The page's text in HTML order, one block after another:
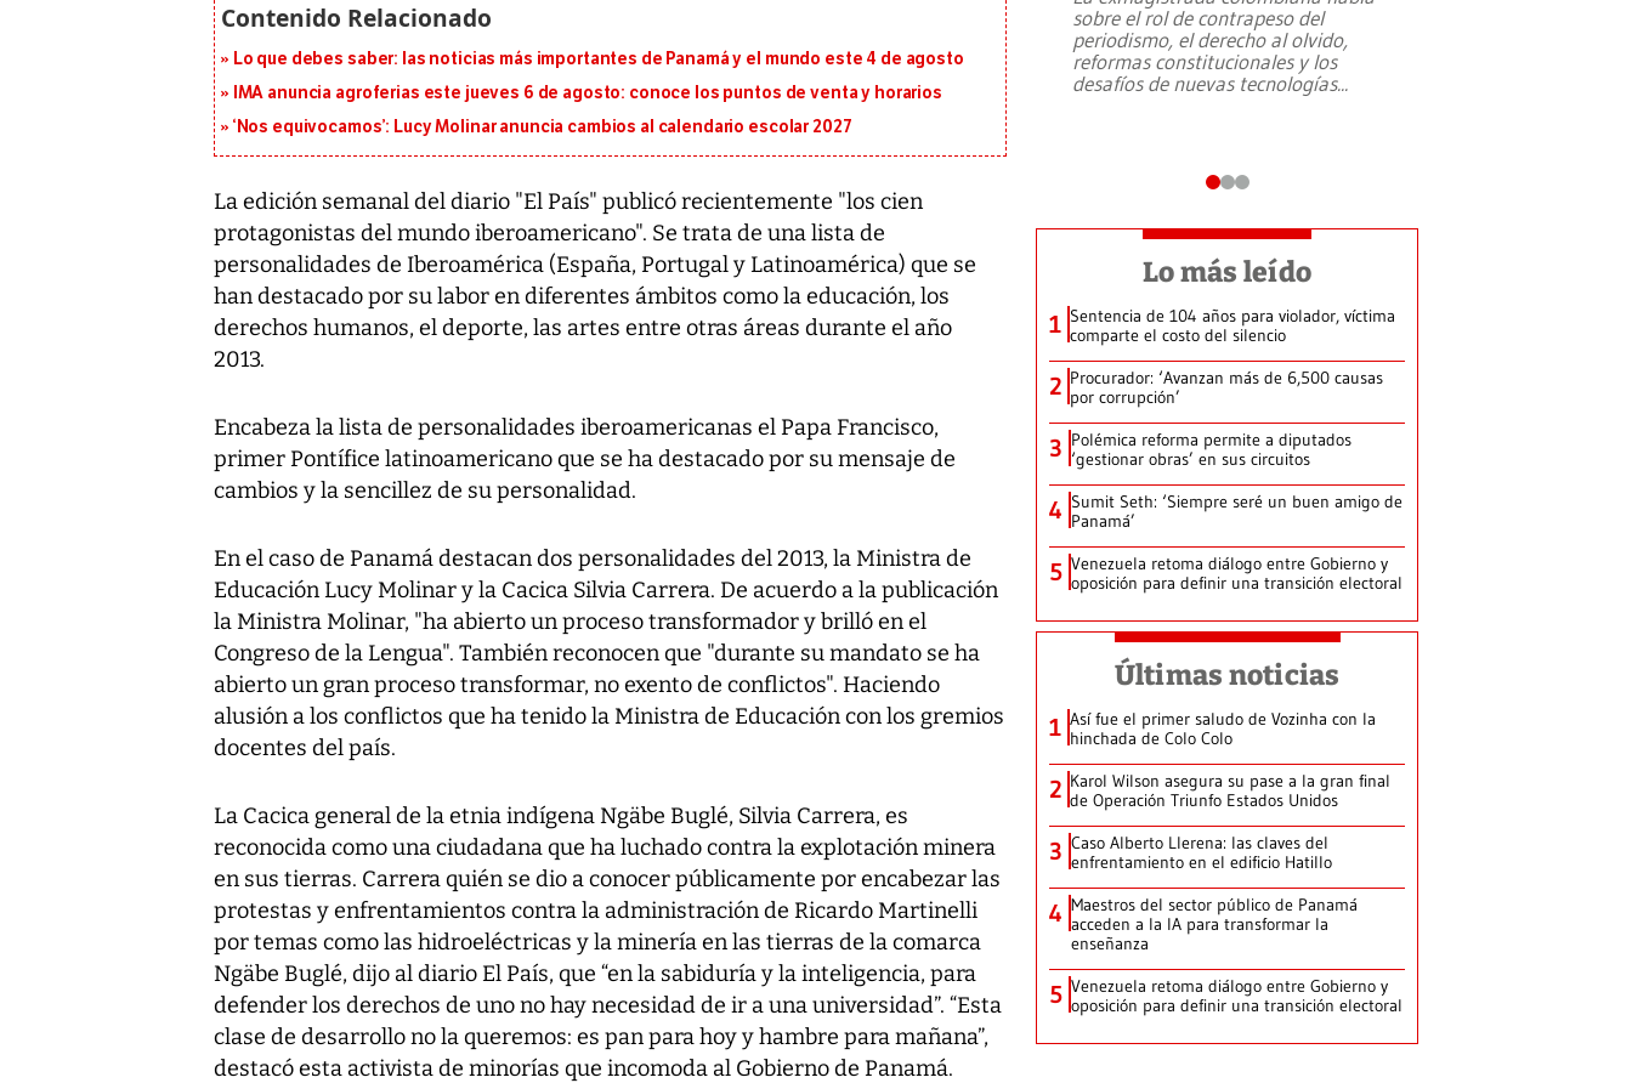
Lo que debes saber: las noticias más importantes de Panamá y el mundo este 4 de agosto
IMA anuncia agroferias este jueves 6 de agosto: conoce los puntos de venta y horarios
‘Nos equivocamos’: Lucy Molinar anuncia cambios al calendario escolar 2027
La edición semanal del diario "El País" publicó recientemente "los cien
protagonistas del mundo iberoamericano". Se trata de una lista de
personalidades de Iberoamérica (España, Portugal y Latinoamérica) que se
han destacado por su labor en diferentes ámbitos como la educación, los
derechos humanos, el deporte, las artes entre otras áreas durante el año
2013.
Encabeza la lista de personalidades iberoamericanas el Papa Francisco,
primer Pontífice latinoamericano que se ha destacado por su mensaje de
cambios y la sencillez de su personalidad.
En el caso de Panamá destacan dos personalidades del 2013, la Ministra de
Educación Lucy Molinar y la Cacica Silvia Carrera. De acuerdo a la publicación
la Ministra Molinar, "ha abierto un proceso transformador y brilló en el
Congreso de la Lengua". También reconocen que "durante su mandato se ha
abierto un gran proceso transformar, no exento de conflictos". Haciendo
alusión a los conflictos que ha tenido la Ministra de Educación con los gremios
docentes del país.
La Cacica general de la etnia indígena Ngäbe Buglé, Silvia Carrera, es
reconocida como una ciudadana que ha luchado contra la explotación minera
en sus tierras. Carrera quién se dio a conocer públicamente por encabezar las
protestas y enfrentamientos contra la administración de Ricardo Martinelli
por temas como las hidroeléctricas y la minería en las tierras de la comarca
Ngäbe Buglé, dijo al diario El País, que “en la sabiduría y la inteligencia, para
defender los derechos de uno no hay necesidad de ir a una universidad”. “Esta
clase de desarrollo no la queremos: es pan para hoy y hambre para mañana”,
destacó esta activista de minorías que incomoda al Gobierno de Panamá.
sobre el rol de contrapeso del
periodismo, el derecho al olvido,
reformas constitucionales y los
desafíos de nuevas tecnologías...
Lo más leído
1 Sentencia de 104 años para violador, víctima
comparte el costo del silencio
2 Procurador: ‘Avanzan más de 6,500 causas
por corrupción’
3 Polémica reforma permite a diputados
‘gestionar obras’ en sus circuitos
4 Sumit Seth: ‘Siempre seré un buen amigo de
Panamá’
5 Venezuela retoma diálogo entre Gobierno y
oposición para definir una transición electoral
Últimas noticias
1 Así fue el primer saludo de Vozinha con la
hinchada de Colo Colo
2 Karol Wilson asegura su pase a la gran final
de Operación Triunfo Estados Unidos
3 Caso Alberto Llerena: las claves del
enfrentamiento en el edificio Hatillo
4 Maestros del sector público de Panamá
acceden a la IA para transformar la
enseñanza
5 Venezuela retoma diálogo entre Gobierno y
oposición para definir una transición electoral